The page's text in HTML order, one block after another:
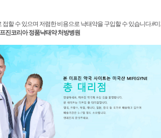
할 수 있으며 저렴한 비용으로 낙태약을 구입할 수 있습니다.#
진코리아 정품낙태약 처방병원